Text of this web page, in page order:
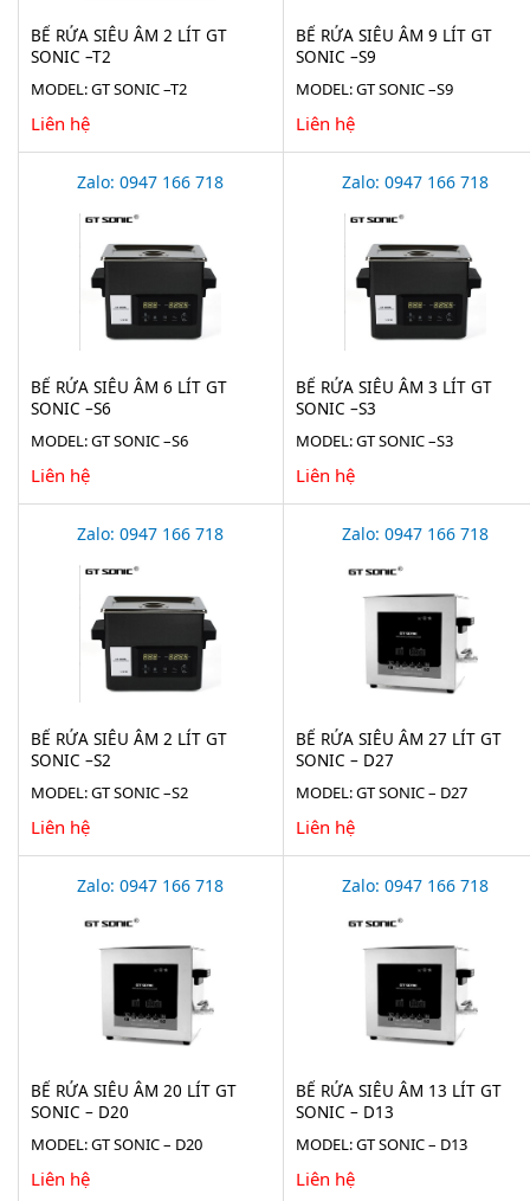
BỂ RỬA SIÊU ÂM 2 LÍT GT
SONIC –T2
MODEL: GT SONIC –T2
Liên hệ
BỂ RỬA SIÊU ÂM 9 LÍT GT
SONIC –S9
MODEL: GT SONIC –S9
Liên hệ
Zalo: 0947 166 718
BỂ RỬA SIÊU ÂM 6 LÍT GT
SONIC –S6
MODEL: GT SONIC –S6
Liên hệ
Zalo: 0947 166 718
BỂ RỬA SIÊU ÂM 3 LÍT GT
SONIC –S3
MODEL: GT SONIC –S3
Liên hệ
Zalo: 0947 166 718
BỂ RỬA SIÊU ÂM 2 LÍT GT
SONIC –S2
MODEL: GT SONIC –S2
Liên hệ
Zalo: 0947 166 718
BỂ RỬA SIÊU ÂM 27 LÍT GT
SONIC – D27
MODEL: GT SONIC – D27
Liên hệ
Zalo: 0947 166 718
BỂ RỬA SIÊU ÂM 20 LÍT GT
SONIC – D20
MODEL: GT SONIC – D20
Liên hệ
Zalo: 0947 166 718
BỂ RỬA SIÊU ÂM 13 LÍT GT
SONIC – D13
MODEL: GT SONIC – D13
Liên hệ